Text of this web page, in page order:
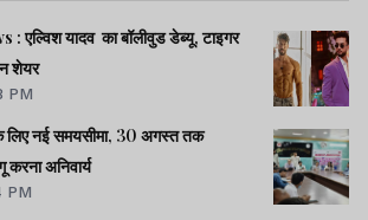
यादव का बॉलीवुड डेब्यू, टाइगर
शेयर
PM
लिए नई समयसीमा, 30 अगस्त तक
अनिवार्य
PM